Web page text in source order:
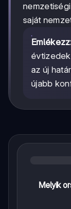
saját
az új
újabb
Melyik